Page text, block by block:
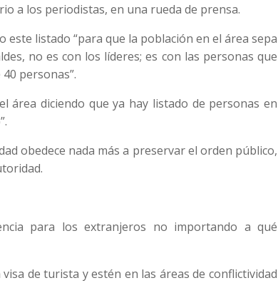
a los periodistas, en una rueda de prensa.
listado “para que la población en el área sepa
no es con los líderes; es con las personas que
personas”.
área diciendo que ya hay listado de personas en
obedece nada más a preservar el orden público,
para los extranjeros no importando a qué
de turista y estén en las áreas de conflictividad